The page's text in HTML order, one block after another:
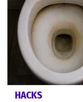
HACKS